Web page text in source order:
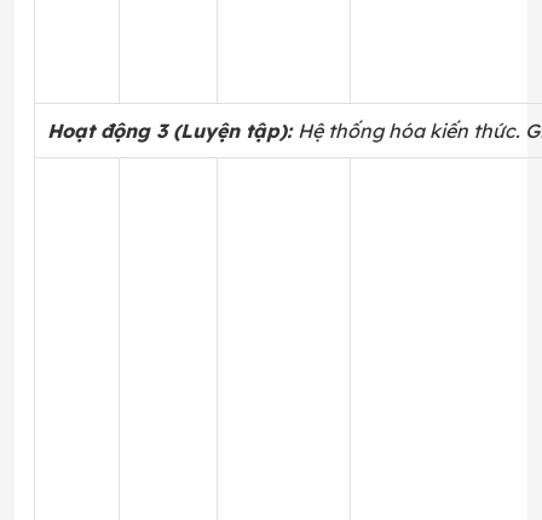
Hoạt động 3 (Luyện tập): Hệ thống hóa kiến thức.